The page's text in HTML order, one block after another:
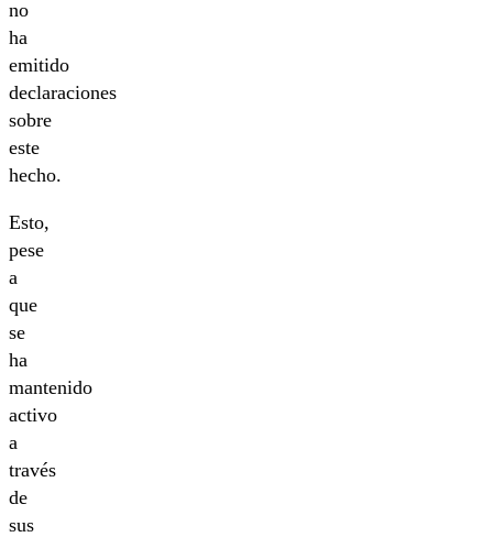
no
ha
emitido
declaraciones
sobre
este
hecho.
Esto,
pese
a
que
se
ha
mantenido
activo
a
través
de
sus